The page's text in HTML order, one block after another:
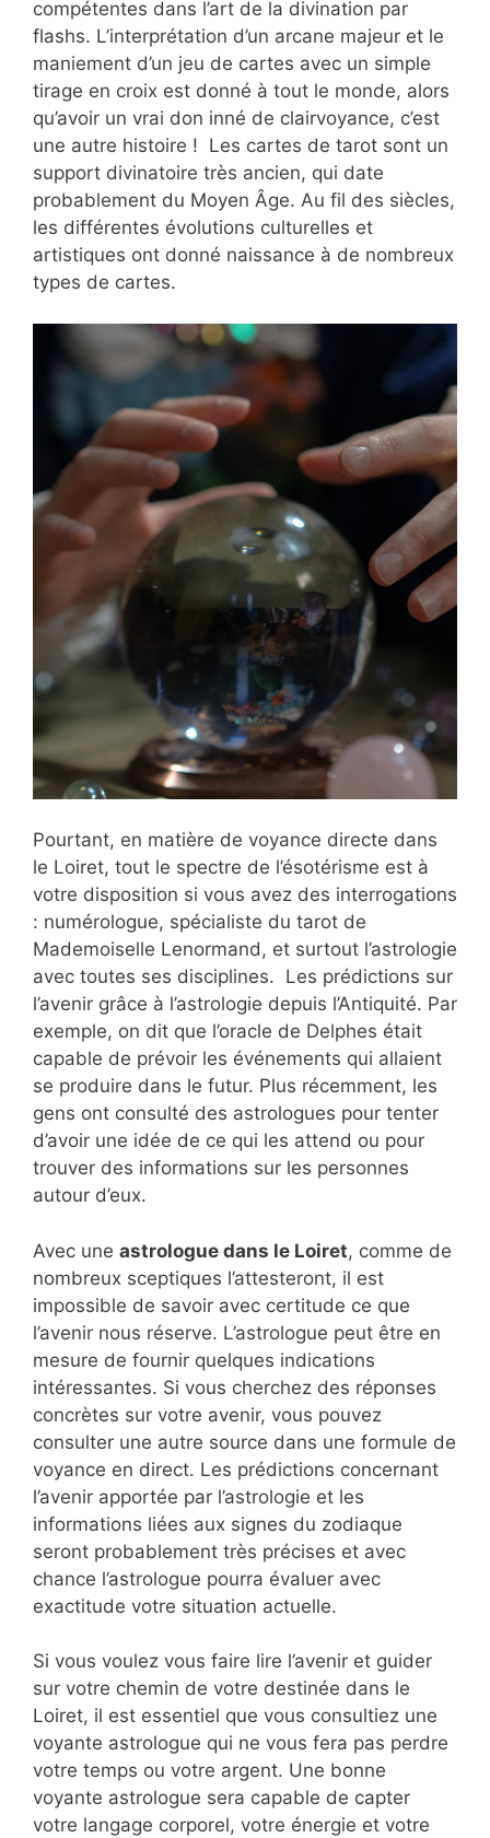
compétentes dans l’art de la divination par
flashs. L’interprétation d’un arcane majeur et le
maniement d’un jeu de cartes avec un simple
tirage en croix est donné à tout le monde, alors
qu’avoir un vrai don inné de clairvoyance, c’est
une autre histoire ! Les cartes de tarot sont un
support divinatoire très ancien, qui date
probablement du Moyen Âge. Au fil des siècles,
les différentes évolutions culturelles et
artistiques ont donné naissance à de nombreux
types de cartes.
Pourtant, en matière de voyance directe dans
le Loiret, tout le spectre de l’ésotérisme est à
votre disposition si vous avez des interrogations
: numérologue, spécialiste du tarot de
Mademoiselle Lenormand, et surtout l’astrologie
avec toutes ses disciplines. Les prédictions sur
l’avenir grâce à l’astrologie depuis l’Antiquité. Par
exemple, on dit que l’oracle de Delphes était
capable de prévoir les événements qui allaient
se produire dans le futur. Plus récemment, les
gens ont consulté des astrologues pour tenter
d’avoir une idée de ce qui les attend ou pour
trouver des informations sur les personnes
autour d’eux.
Avec une astrologue dans le Loiret, comme de
nombreux sceptiques l’attesteront, il est
impossible de savoir avec certitude ce que
l’avenir nous réserve. L’astrologue peut être en
mesure de fournir quelques indications
intéressantes. Si vous cherchez des réponses
concrètes sur votre avenir, vous pouvez
consulter une autre source dans une formule de
voyance en direct. Les prédictions concernant
l’avenir apportée par l’astrologie et les
informations liées aux signes du zodiaque
seront probablement très précises et avec
chance l’astrologue pourra évaluer avec
exactitude votre situation actuelle.
Si vous voulez vous faire lire l’avenir et guider
sur votre chemin de votre destinée dans le
Loiret, il est essentiel que vous consultiez une
voyante astrologue qui ne vous fera pas perdre
votre temps ou votre argent. Une bonne
voyante astrologue sera capable de capter
votre langage corporel, votre énergie et votre